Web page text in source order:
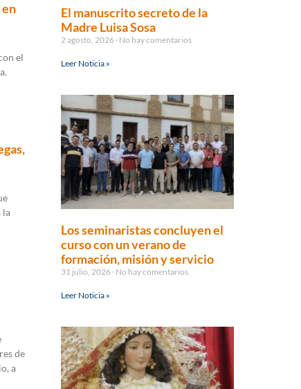
el
la
de
a
El manuscrito secreto de la
Madre Luisa Sosa
2 agosto, 2026 No hay comentarios
Leer Noticia »
Los seminaristas concluyen el
curso con un verano de
formación, misión y servicio
31 julio, 2026 No hay comentarios
Leer Noticia »